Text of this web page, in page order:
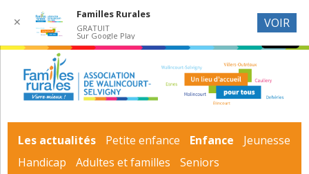
Les actualités Petite enfance Enfance
Jeunesse
Handicap
Adultes et familles Seniors
✕
Familles Rurales
GRATUIT
Sur Google Play
VOIR